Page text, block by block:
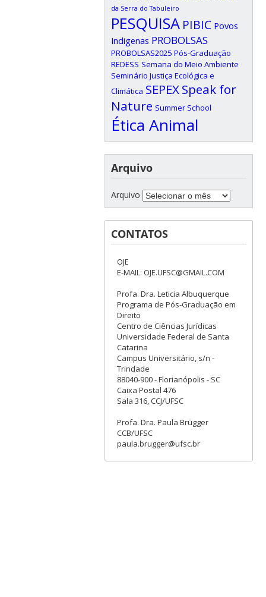
da Serra do Tabuleiro
PESQUISA PIBIC Povos
Indigenas PROBOLSAS
PROBOLSAS2025 Pós-Graduação
REDESS Semana do Meio Ambiente
Seminário Justiça Ecológica e
Climática SEPEXSpeak for
Nature Summer School
Ética Animal
Arquivo
Arquivo
CONTATOS
OJE
E-MAIL: OJE.UFSC@GMAIL.COM
Profa. Dra. Leticia Albuquerque
Programa de Pós-Graduação em
Direito
Centro de Ciências Jurídicas
Universidade Federal de Santa
Catarina
Campus Universitário, s/n -
Trindade
88040-900 - Florianópolis - SC
Caixa Postal 476
Sala 316, CCJ/UFSC
Profa. Dra. Paula Brügger
CCB/UFSC
paula.brugger@ufsc.br